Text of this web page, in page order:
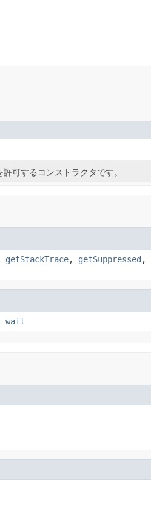
可するコンストラクタです。
getStackTrace, getSuppressed ,
wait